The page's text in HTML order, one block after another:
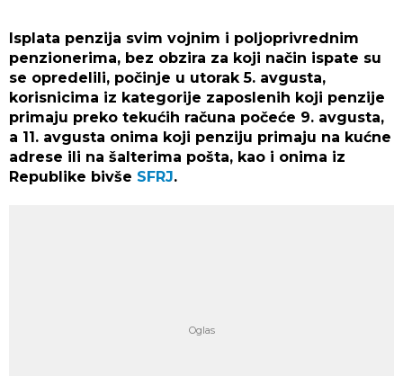
Isplata penzija svim vojnim i poljoprivrednim
penzionerima, bez obzira za koji način ispate su
se opredelili, počinje u utorak 5. avgusta,
korisnicima iz kategorije zaposlenih koji penzije
primaju preko tekućih računa počeće 9. avgusta,
a 11. avgusta onima koji penziju primaju na kućne
adrese ili na šalterima pošta, kao i onima iz
Republike bivše SFRJ.